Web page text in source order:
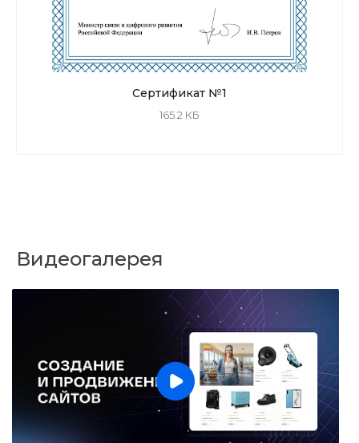
Сертификат №1
165.2 КБ
Видеогалерея